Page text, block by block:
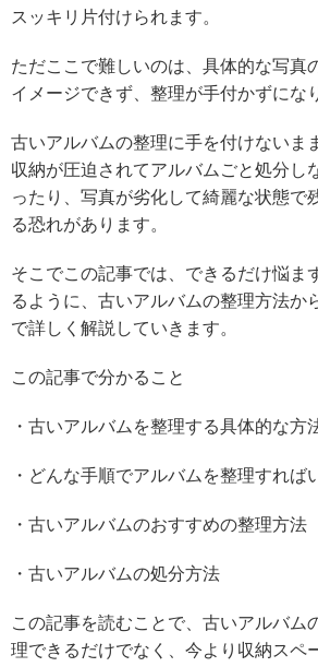
スッキリ片付けられます。
ただここで難しいのは、具体的な写真
イメージできず、整理が手付かずにな
古いアルバムの整理に手を付けないま
収納が圧迫されてアルバムごと処分し
ったり、写真が劣化して綺麗な状態で
る恐れがあります。
そこでこの記事では、できるだけ悩ま
るように、古いアルバムの整理方法か
で詳しく解説していきます。
この記事で分かること
・古いアルバムを整理する具体的な方
・どんな手順でアルバムを整理すれば
・古いアルバムのおすすめの整理方法
・古いアルバムの処分方法
この記事を読むことで、古いアルバム
理できるだけでなく、今より収納スペ